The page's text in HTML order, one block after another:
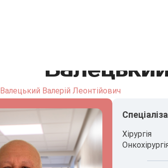
Валецький Валерій Леонтійович
Хірургія